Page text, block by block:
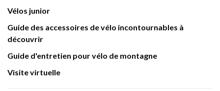
Vélos junior
Guide des accessoires de vélo incontournables à
découvrir
Guide d'entretien pour vélo de montagne
Visite virtuelle